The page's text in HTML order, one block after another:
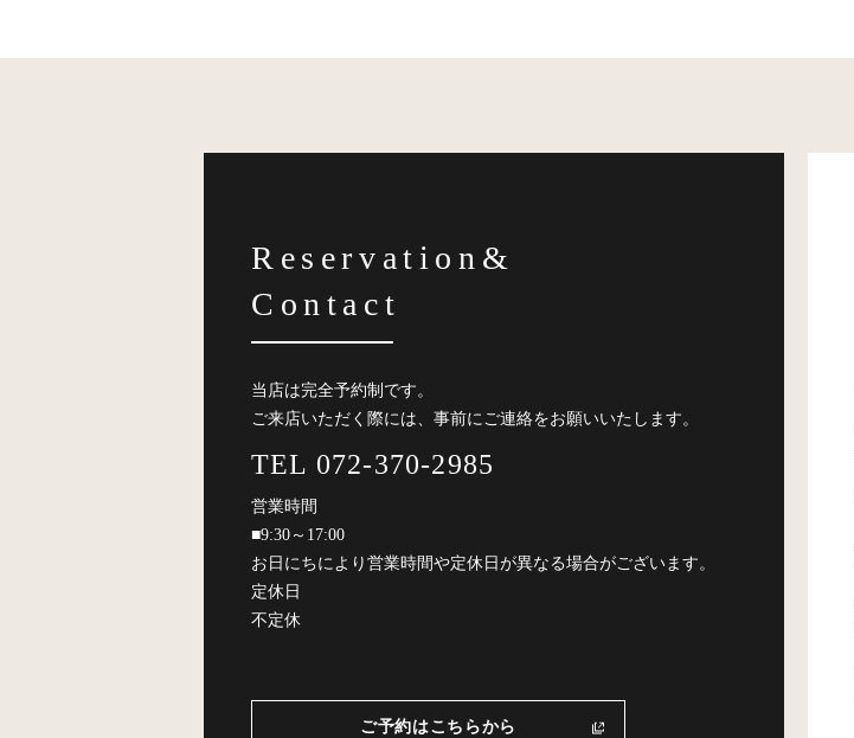
Reservation&
Contact
当店は完全予約制です。
ご来店いただく際には、事前にご連絡をお願いいたします。
TEL 072-370-2985
営業時間
■9:30～17:00
お日にちにより営業時間や定休日が異なる場合がございます。
定休日
不定休
ご予約はこちらから